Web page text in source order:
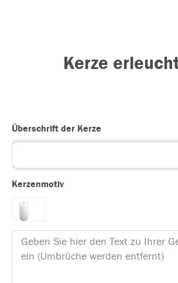
Kerze
Überschrift der Kerze
Kerzenmotiv